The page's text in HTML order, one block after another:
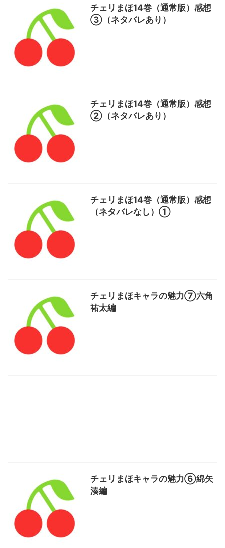
チェリまほ14巻（通常版）感想
③（ネタバレあり）
チェリまほ14巻（通常版）感想
②（ネタバレあり）
チェリまほ14巻（通常版）感想
（ネタバレなし）①
チェリまほキャラの魅力⑦六角
祐太編
チェリまほキャラの魅力⑥綿矢
湊編